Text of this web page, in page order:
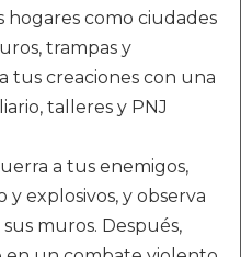
como ciudades
trampas y
tus creaciones con una
talleres y PNJ
a tus enemigos,
y explosivos, y observa
muros. Después,